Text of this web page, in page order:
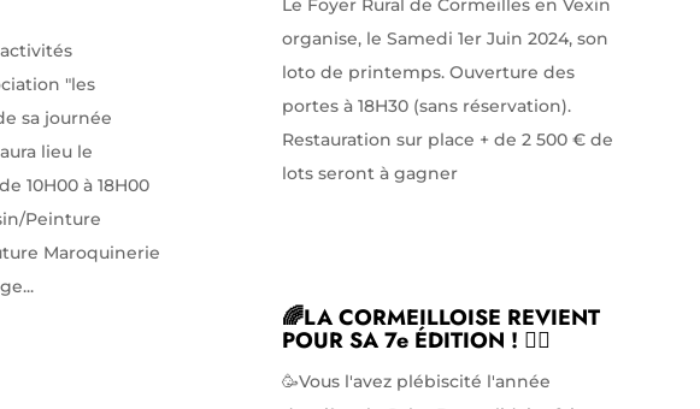
"les
sa journée
lieu le
10H00 à 18H00
Peinture
Maroquinerie
Le Foyer Rural de Cormeilles en Vexin
organise, le Samedi 1er Juin 2024, son
loto de printemps. Ouverture des
portes à 18H30 (sans réservation).
Restauration sur place + de 2 500 € de
lots seront à gagner
🌈LA CORMEILLOISE REVIENT
POUR SA 7e ÉDITION ! 🏃‍♀️
🥳Vous l'avez plébiscité l'année